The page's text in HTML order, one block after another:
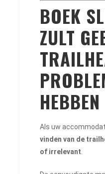
BOEK
ZULT
HEBBEN
Als uw
vinden van de
of irrelevant